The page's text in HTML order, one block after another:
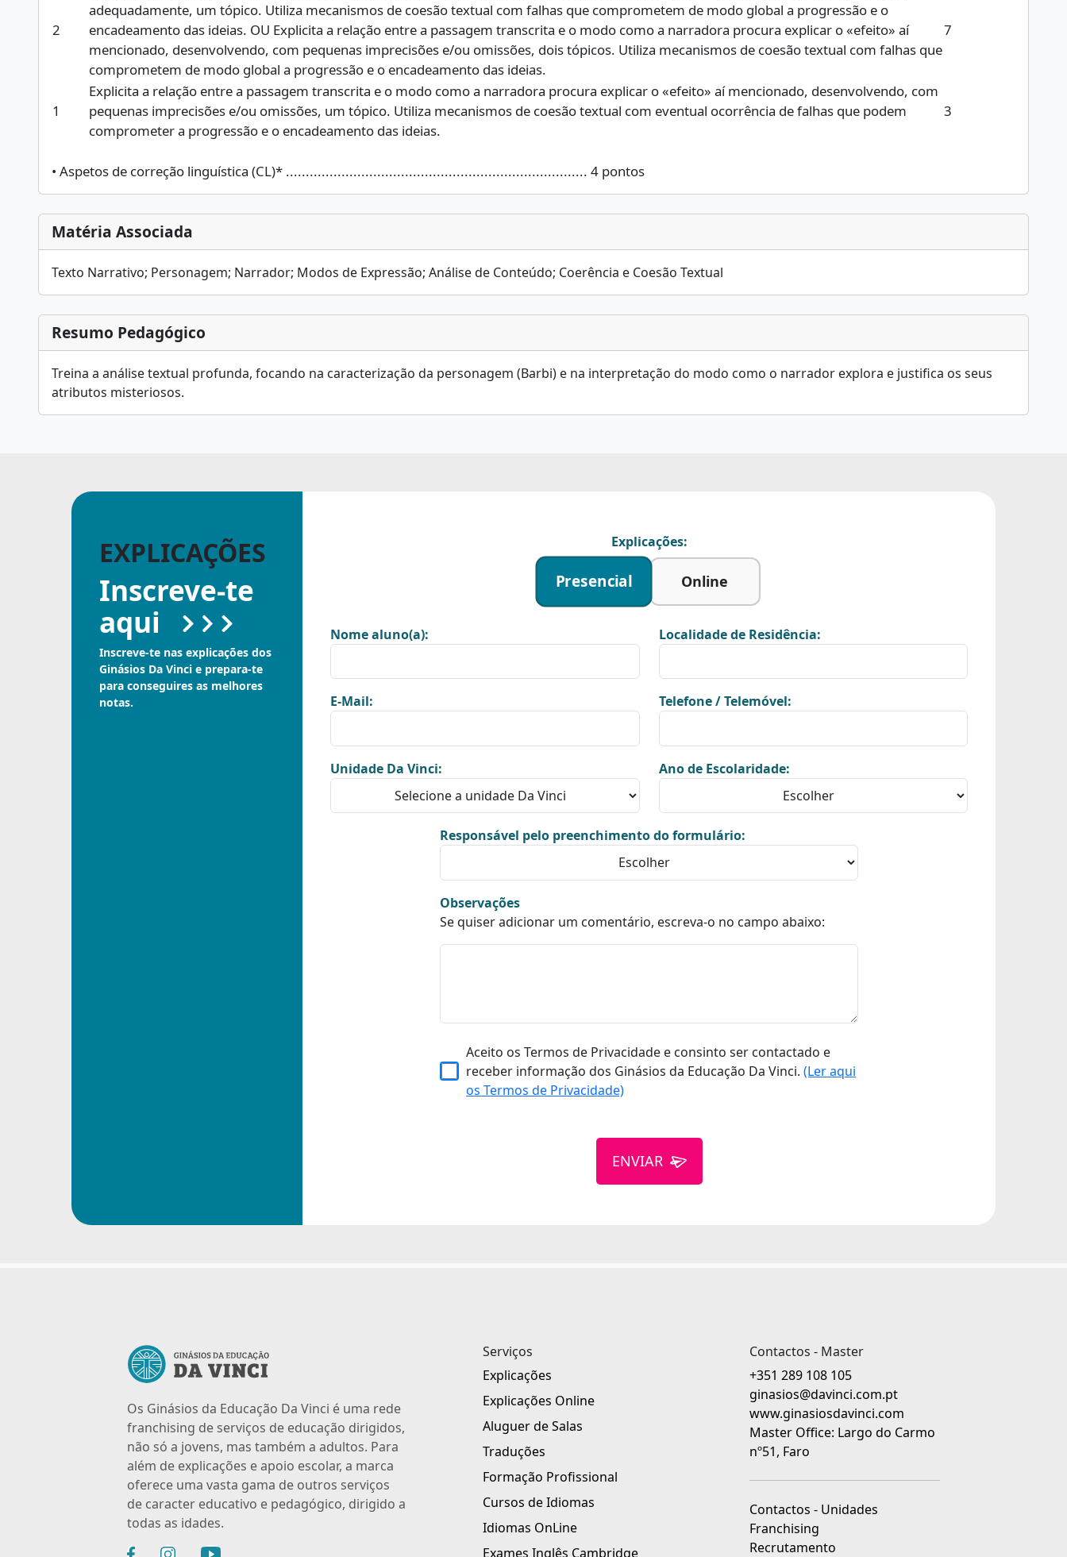
2
adequadamente, um tópico. Utiliza mecanismos de coesão textual com falhas que comprometem de modo global a progressão e o
encadeamento das ideias. OU Explicita a relação entre a passagem transcrita e o modo como a narradora procura explicar o «efeito» aí
mencionado, desenvolvendo, com pequenas imprecisões e/ou omissões, dois tópicos. Utiliza mecanismos de coesão textual com falhas que
comprometem de modo global a progressão e o encadeamento das ideias.
7
1
Explicita a relação entre a passagem transcrita e o modo como a narradora procura explicar o «efeito» aí mencionado, desenvolvendo, com
pequenas imprecisões e/ou omissões, um tópico. Utiliza mecanismos de coesão textual com eventual ocorrência de falhas que podem
comprometer a progressão e o encadeamento das ideias.
3
• Aspetos de correção linguística (CL)* ............................................................................ 4 pontos
Matéria Associada
Texto Narrativo; Personagem; Narrador; Modos de Expressão; Análise de Conteúdo; Coerência e Coesão Textual
Resumo Pedagógico
Treina a análise textual profunda, focando na caracterização da personagem (Barbi) e na interpretação do modo como o narrador explora e justifica os seus
atributos misteriosos.
EXPLICAÇÕES
Inscreve-te
aqui
Inscreve-te nas explicações dos
Ginásios Da Vinci e prepara-te
para conseguires as melhores
notas.
Explicações:
Presencial Online
Nome aluno(a): Localidade de Residência:
E-Mail: Telefone / Telemóvel:
Unidade Da Vinci: Ano de Escolaridade:
Responsável pelo preenchimento do formulário:
Observações
Se quiser adicionar um comentário, escreva-o no campo abaixo:
Aceito os Termos de Privacidade e consinto ser contactado e
receber informação dos Ginásios da Educação Da Vinci.(Ler aqui
os Termos de Privacidade)
ENVIAR
Os Ginásios da Educação Da Vinci é uma rede
franchising de serviços de educação dirigidos,
não só a jovens, mas também a adultos. Para
além de explicações e apoio escolar, a marca
oferece uma vasta gama de outros serviços
de caracter educativo e pedagógico, dirigido a
todas as idades.
Serviços
Explicações
Explicações Online
Aluguer de Salas
Traduções
Formação Profissional
Cursos de Idiomas
Idiomas OnLine
Exames Inglês Cambridge
Contactos - Master
+351 289 108 105
ginasios@davinci.com.pt
www.ginasiosdavinci.com
Master Office: Largo do Carmo
nº51, Faro
Contactos - Unidades
Franchising
Recrutamento